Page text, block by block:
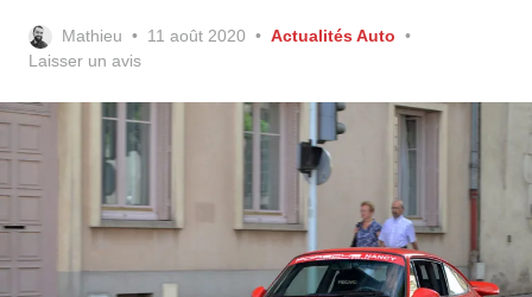
Mathieu
Posted
11 août 2020
Actualités Auto
Laisser un avis